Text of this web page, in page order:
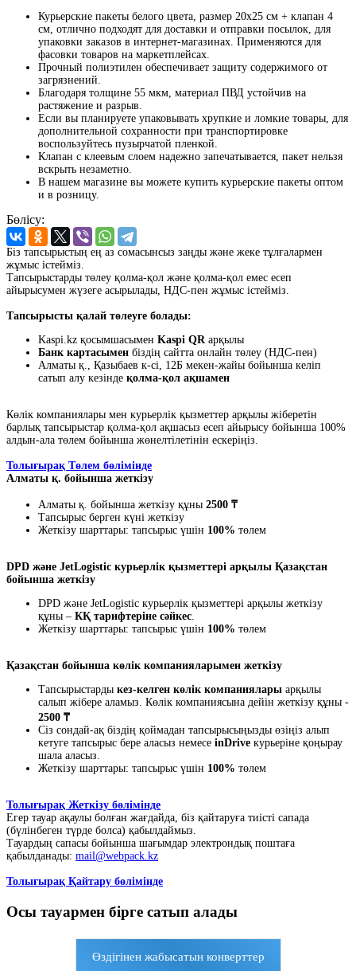
Курьерские пакеты белого цвета, размер 20x25 см + клапан 4
см, отлично подходят для доставки и отправки посылок, для
упаковки заказов в интернет-магазинах. Применяются для
фасовки товаров на маркетплейсах.
Прочный полиэтилен обеспечивает защиту содержимого от
загрязнений.
Благодаря толщине 55 мкм, материал ПВД устойчив на
растяжение и разрыв.
Если вы планируете упаковывать хрупкие и ломкие товары, для
дополнительной сохранности при транспортировке
воспользуйтесь пузырчатой пленкой.
Клапан с клеевым слоем надежно запечатывается, пакет нельзя
вскрыть незаметно.
В нашем магазине вы можете купить курьерские пакеты оптом
и в розницу.
Бөлісу:
Біз тапсырыстың ең аз сомасынсыз заңды және жеке тұлғалармен
жұмыс істейміз.
Тапсырыстарды төлеу қолма-қол және қолма-қол емес есеп
айырысумен жүзеге асырылады, НДС-пен жұмыс істейміз.
Тапсырысты қалай төлеуге болады:
Kaspi.kz қосымшасымен Kaspi QRарқылы
Банк картасымен біздің сайтта онлайн төлеу (НДС-пен)
Алматы қ., Қазыбаев к-сі, 12Б мекен-жайы бойынша келіп
сатып алу кезінде қолма-қол ақшамен
Көлік компаниялары мен курьерлік қызметтер арқылы жіберетін
барлық тапсырыстар қолма-қол ақшасыз есеп айырысу бойынша 100%
алдын-ала төлем бойынша жөнелтілетінін ескеріңіз.
Толығырақ Төлем бөлімінде
Алматы қ. бойынша жеткізу
Алматы қ. бойынша жеткізу құны 2500 ₸
Тапсырыс берген күні жеткізу
Жеткізу шарттары: тапсырыс үшін 100% төлем
DPD және JetLogistic курьерлік қызметтері арқылы Қазақстан
бойынша жеткізу
DPD және JetLogistic курьерлік қызметтері арқылы жеткізу
құны – КҚ тарифтеріне сәйкес.
Жеткізу шарттары: тапсырыс үшін 100% төлем
Қазақстан бойынша көлік компанияларымен жеткізу
Тапсырыстарды кез-келген көлік компаниялары арқылы
салып жібере аламыз. Көлік компаниясына дейін жеткізу құны -
2500 ₸
Сіз сондай-ақ біздің қоймадан тапсырысыңызды өзіңіз алып
кетуге тапсырыс бере аласыз немесе inDrive курьеріне қоңырау
шала аласыз.
Жеткізу шарттары: тапсырыс үшін 100% төлем
Толығырақ Жеткізу бөлімінде
Егер тауар ақаулы болған жағдайда, біз қайтаруға тиісті сапада
(бүлінбеген түрде болса) қабылдаймыз.
Тауардың сапасы бойынша шағымдар электрондық поштаға
қабылданады: mail@webpack.kz
Толығырақ Қайтару бөлімінде
Осы тауармен бірге сатып алады
Өздігінен жабысатын конверттер